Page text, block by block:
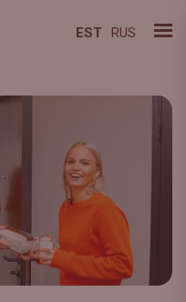
EST RUS